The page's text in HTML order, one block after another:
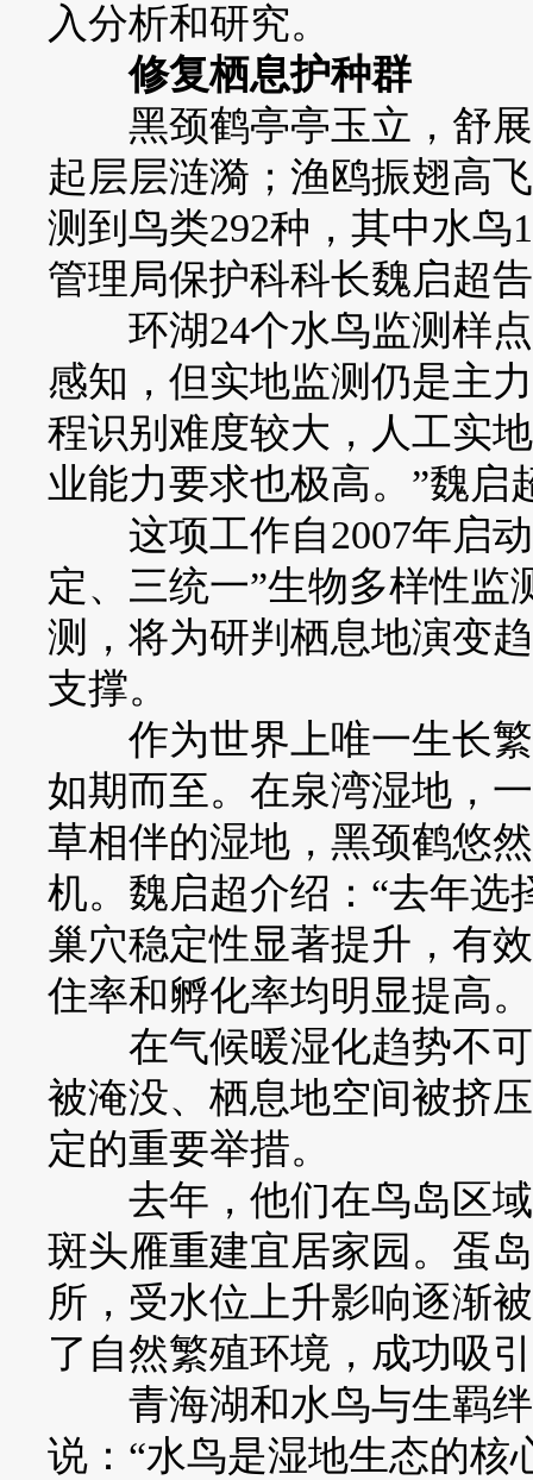
入分析和研究。
修复栖息护种群
黑颈鹤亭亭玉立，舒展
起层层涟漪；渔鸥振翅高
测到鸟类292种，其中水鸟
管理局保护科科长魏启超
环湖24个水鸟监测样点
感知，但实地监测仍是主
程识别难度较大，人工实
业能力要求也极高。”魏启
这项工作自2007年启动
定、三统一”生物多样性
测，将为研判栖息地演变
支撑。
作为世界上唯一生长繁
如期而至。在泉湾湿地，
草相伴的湿地，黑颈鹤悠
机。魏启超介绍：“去年选
巢穴稳定性显著提升，有
住率和孵化率均明显提高
在气候暖湿化趋势不可
被淹没、栖息地空间被挤
定的重要举措。
去年，他们在鸟岛区域
斑头雁重建宜居家园。蛋
所，受水位上升影响逐渐
了自然繁殖环境，成功吸
青海湖和水鸟与生羁绊
说：“水鸟是湿地生态的核